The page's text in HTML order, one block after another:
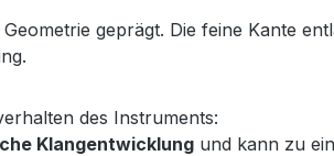
geprägt. Die feine Kante
des Instruments:
Klangentwicklung und kann zu